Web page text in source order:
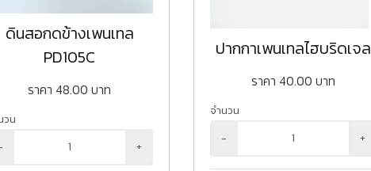
ดินสอกดข้างเพนเทล
PD105C
ราคา 48.00 บาท
วน
+
ปากกาเพนเทลไฮบริดเจล
ราคา 40.00 บาท
จำนวน
- +